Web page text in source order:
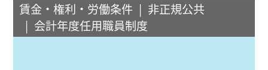
賃金・権利・労働条件
非正規公共
会計年度任用職員制度